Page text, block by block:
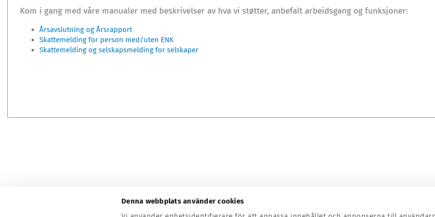
Denna webbplats använder cookies
Kom i gang med våre manualer med beskrivelser av hva vi støtter, anbefalt arbeidsgang og funksjoner:
Årsavslutning og Årsrapport
Skattemelding for person med/uten ENK
Skattemelding og selskapsmelding for selskaper